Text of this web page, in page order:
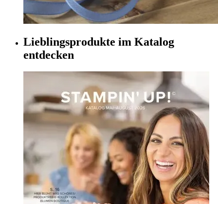
Lieblingsprodukte im Katalog
entdecken